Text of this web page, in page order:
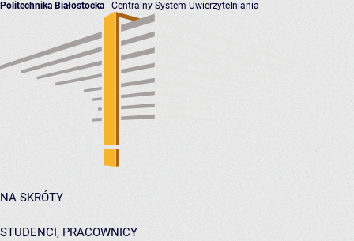
Politechnika Białostocka - Centralny System Uwierzytelniania
NA SKRÓTY
STUDENCI, PRACOWNICY